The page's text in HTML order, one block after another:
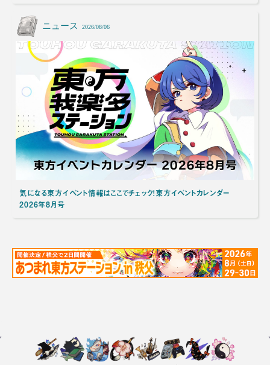
ニュース 2026/08/06
気になる東方イベント情報はここでチェック！東方イベントカレンダー
2026年8月号